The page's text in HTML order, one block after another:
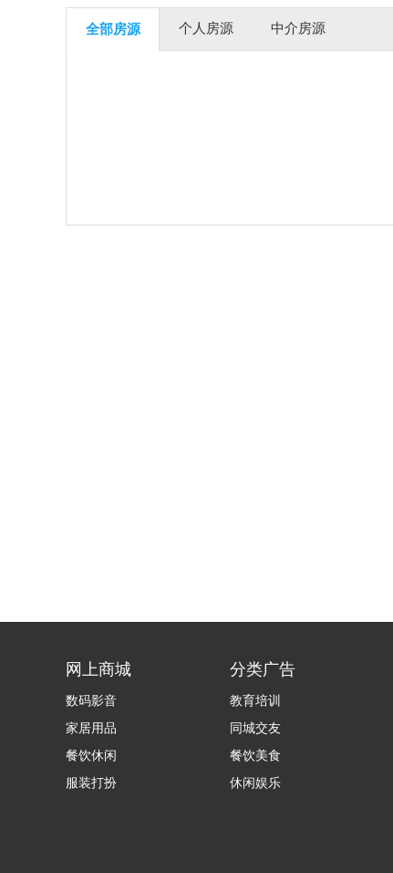
全部房源 个人房源 中介房源
网上商城
数码影音
家居用品
餐饮休闲
服装打扮
分类广告
教育培训
同城交友
餐饮美食
休闲娱乐